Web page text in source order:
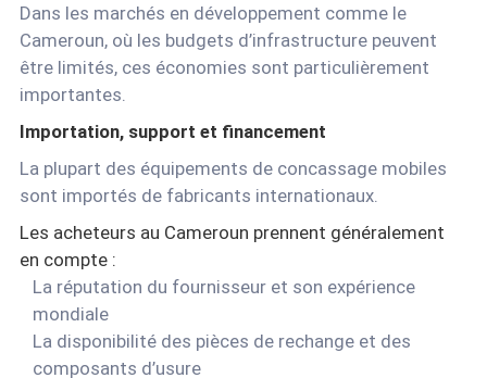
Dans les marchés en développement comme le
Cameroun, où les budgets d’infrastructure peuvent
être limités, ces économies sont particulièrement
importantes.
Importation, support et financement
La plupart des équipements de concassage mobiles
sont importés de fabricants internationaux.
Les acheteurs au Cameroun prennent généralement
en compte :
La réputation du fournisseur et son expérience
mondiale
La disponibilité des pièces de rechange et des
composants d’usure